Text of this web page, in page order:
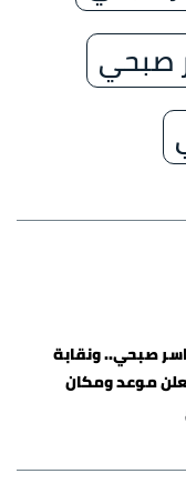
صبحي
صبحي.. ونقابة
موعد ومكان